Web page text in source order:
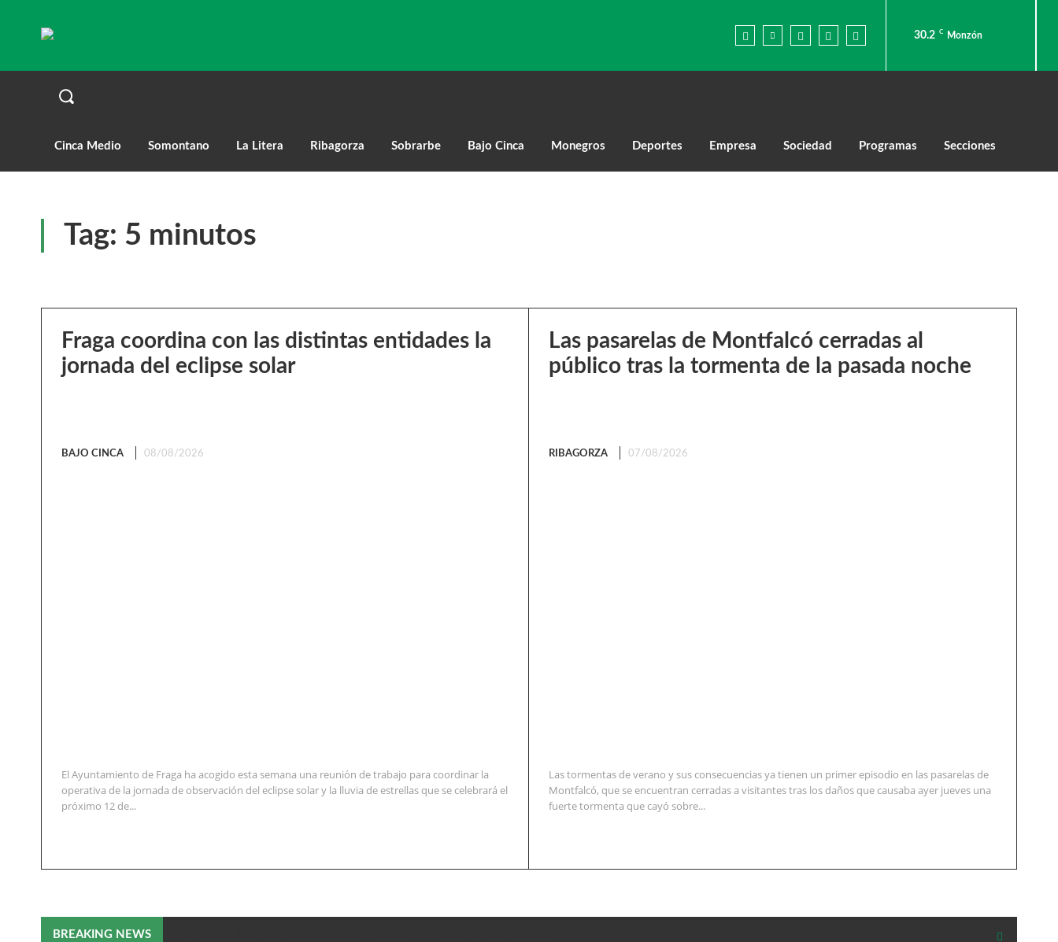
30.2 C Monzón
Cinca Medio Somontano La Litera Ribagorza Sobrarbe Bajo Cinca Monegros Deportes Empresa Sociedad Programas Secciones
Tag: 5 minutos
Fraga coordina con las distintas entidades la
jornada del eclipse solar
BAJO CINCA 08/08/2026
El Ayuntamiento de Fraga ha acogido esta semana una reunión de trabajo para coordinar la
operativa de la jornada de observación del eclipse solar y la lluvia de estrellas que se celebrará el
próximo 12 de...
Las pasarelas de Montfalcó cerradas al
público tras la tormenta de la pasada noche
RIBAGORZA 07/08/2026
Las tormentas de verano y sus consecuencias ya tienen un primer episodio en las pasarelas de
Montfalcó, que se encuentran cerradas a visitantes tras los daños que causaba ayer jueves una
fuerte tormenta que cayó sobre...
BREAKING NEWS